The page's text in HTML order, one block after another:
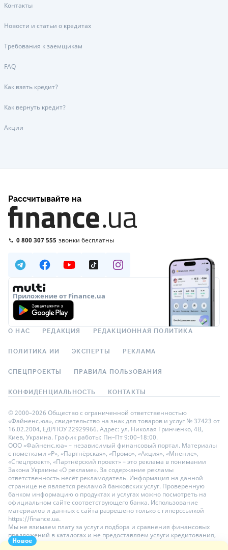
Новое
Контакты
Новости и статьи о кредитах
Требования к заемщикам
FAQ
Как взять кредит?
Как вернуть кредит?
Акции
Рассчитывайте на
0 800 307 555 звонки бесплатны
Приложение от Finance.ua
О НАС РЕДАКЦИЯ РЕДАКЦИОННАЯ ПОЛИТИКА
ПОЛИТИКА ИИ ЭКСПЕРТЫ РЕКЛАМА
СПЕЦПРОЕКТЫ ПРАВИЛА ПОЛЬЗОВАНИЯ
КОНФИДЕНЦИАЛЬНОСТЬ КОНТАКТЫ
© 2000–2026 Общество с ограниченной ответственностью
«Файненс.юа», свидетельство на знак для товаров и услуг № 37423 от
16.02.2004, ЕДРПОУ 22929966. Адрес: ул. Николая Гринченко, 4В,
Киев, Украина. График работы: Пн–Пт 9:00–18:00.
ООО «Файненс.юа» – независимый финансовый портал. Материалы
с пометками «Р», «Партнёрская», «Промо», «Акция», «Мнение»,
«Спецпроект», «Партнёрский проект» – это реклама в понимании
Закона Украины «О рекламе». За содержание рекламы
ответственность несёт рекламодатель. Информация на данной
странице не является рекламой банковских услуг. Проверенную
банком информацию о продуктах и услугах можно посмотреть на
официальном сайте соответствующего банка. Использование
материалов и данных с сайта разрешено только с гиперссылкой
https://finance.ua.
Мы не взимаем плату за услуги подбора и сравнения финансовых
предложений в каталогах и не предоставляем услуги кредитования,
размещения депозитов и страхования. Ваши личные данные на